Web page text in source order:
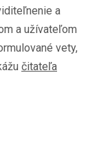
a
a užívateľom
vety,
čitateľa